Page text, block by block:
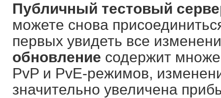
Публичный тестовый
можете снова
первых увидеть все
обновление содержит
PvP и PvE-режимов,
значительно увеличена